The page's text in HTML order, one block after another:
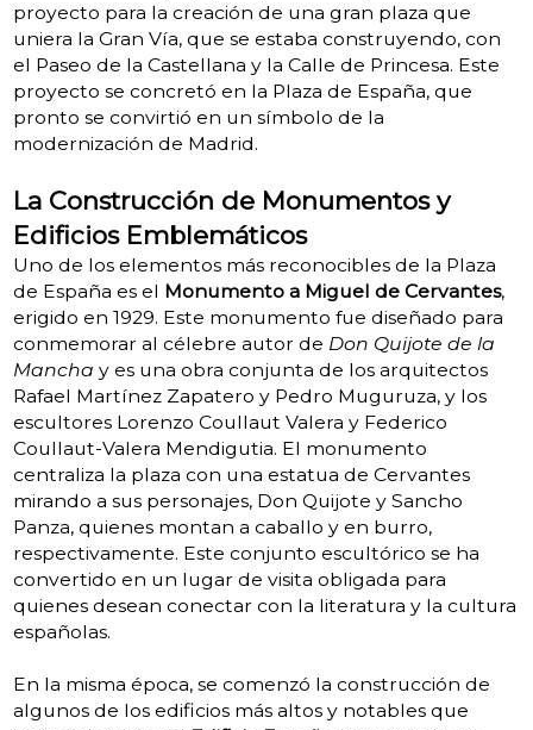
proyecto para la creación de una gran plaza que
uniera la Gran Vía, que se estaba construyendo, con
el Paseo de la Castellana y la Calle de Princesa. Este
proyecto se concretó en la Plaza de España, que
pronto se convirtió en un símbolo de la
modernización de Madrid.
La Construcción de Monumentos y
Edificios Emblemáticos
Uno de los elementos más reconocibles de la Plaza
de España es el Monumento a Miguel de Cervantes,
erigido en 1929. Este monumento fue diseñado para
conmemorar al célebre autor de Don Quijote de la
Mancha y es una obra conjunta de los arquitectos
Rafael Martínez Zapatero y Pedro Muguruza, y los
escultores Lorenzo Coullaut Valera y Federico
Coullaut-Valera Mendigutia. El monumento
centraliza la plaza con una estatua de Cervantes
mirando a sus personajes, Don Quijote y Sancho
Panza, quienes montan a caballo y en burro,
respectivamente. Este conjunto escultórico se ha
convertido en un lugar de visita obligada para
quienes desean conectar con la literatura y la cultura
españolas.
En la misma época, se comenzó la construcción de
algunos de los edificios más altos y notables que